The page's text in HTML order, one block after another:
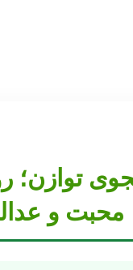
توازن؛
محبت و